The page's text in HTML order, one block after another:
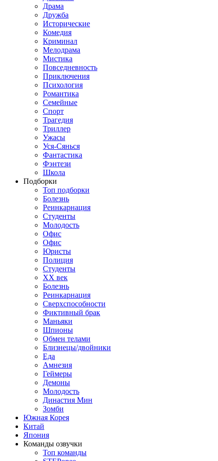
Драма
Дружба
Исторические
Комедия
Криминал
Мелодрама
Мистика
Повседневность
Приключения
Психология
Романтика
Семейные
Спорт
Трагедия
Триллер
Ужасы
Уся-Сянься
Фантастика
Фэнтези
Школа
Подборки
Топ подборки
Болезнь
Реинкарнация
Студенты
Молодость
Офис
Офис
Юристы
Полиция
Студенты
ХХ век
Болезнь
Реинкарнация
Сверхспособности
Фиктивный брак
Маньяки
Шпионы
Обмен телами
Близнецы/двойники
Еда
Амнезия
Геймеры
Демоны
Молодость
Династия Мин
Зомби
Южная Корея
Китай
Япония
Команды озвучки
Топ команды